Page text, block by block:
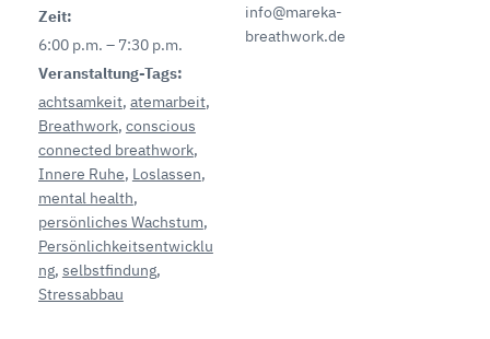
Zeit:
6:00 p.m. – 7:30 p.m.
Veranstaltung-Tags:
achtsamkeit, atemarbeit,
Breathwork, conscious
connected breathwork,
Innere Ruhe, Loslassen,
mental health,
persönliches Wachstum,
Persönlichkeitsentwicklu
ng, selbstfindung,
Stressabbau
info@mareka-
breathwork.de